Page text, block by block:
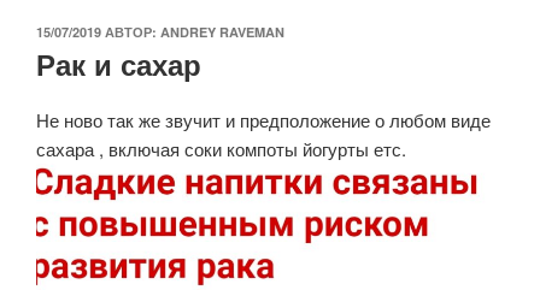
ОПУБЛИКОВАНО
15/07/2019 АВТОР: ANDREY RAVEMAN
Рак и сахар
Не ново так же звучит и предположение о любом виде
сахара , включая соки компоты йогурты етс.